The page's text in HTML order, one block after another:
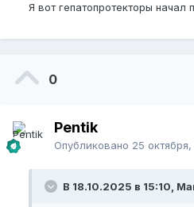
Я вот гепатопротекторы
0
Pentik
Опубликовано 25
В 18.10.2025 в 15:10,